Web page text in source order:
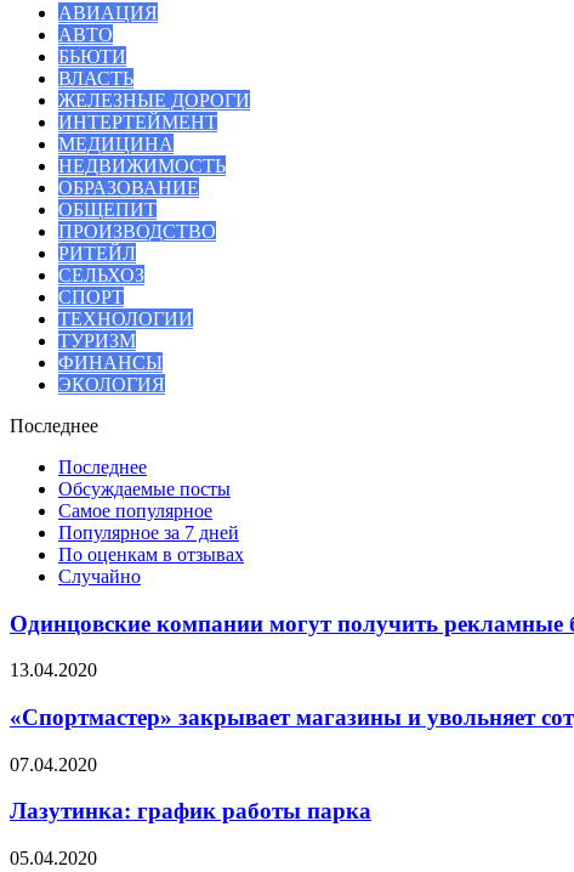
АВИАЦИЯ
АВТО
БЬЮТИ
ВЛАСТЬ
ЖЕЛЕЗНЫЕ ДОРОГИ
ИНТЕРТЕЙМЕНТ
МЕДИЦИНА
НЕДВИЖИМОСТЬ
ОБРАЗОВАНИЕ
ОБЩЕПИТ
ПРОИЗВОДСТВО
РИТЕЙЛ
СЕЛЬХОЗ
СПОРТ
ТЕХНОЛОГИИ
ТУРИЗМ
ФИНАНСЫ
ЭКОЛОГИЯ
Последнее
Последнее
Обсуждаемые посты
Самое популярное
Популярное за 7 дней
По оценкам в отзывах
Случайно
Одинцовские компании могут получить рекламные
13.04.2020
«Спортмастер» закрывает магазины и увольняет
07.04.2020
Лазутинка: график работы парка
05.04.2020